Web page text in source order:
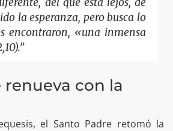
la esperanza, pero busca lo
encontraron, «una inmensa
renueva con la
el Santo Padre retomó la